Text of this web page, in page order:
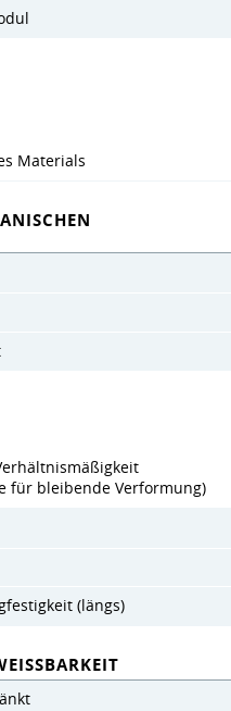
Materials
für bleibende Verformung)
(längs)